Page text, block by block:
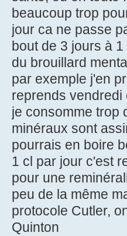
beaucoup trop
jour ca ne passe
bout de 3 jours à
du brouillard
par exemple j'en
reprends vendredi
je consomme trop
minéraux sont
pourrais en boire
1 cl par jour c'est
pour une
peu de la même
protocole Cutler,
Quinton